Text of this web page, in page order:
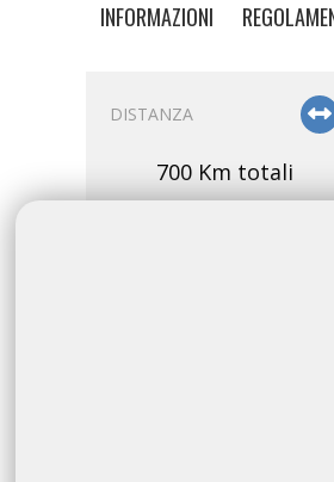
INFORMAZIONI
DISTANZA
700 Km totali
2°